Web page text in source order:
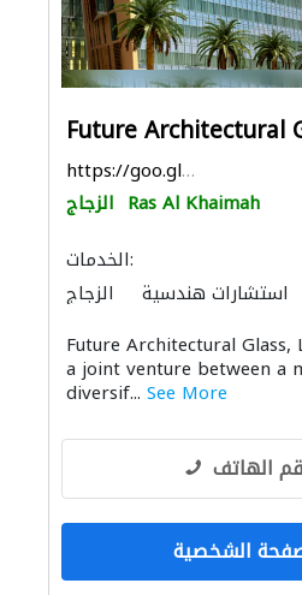
Future Architectural
https://goo.gl/maps/evCrC8ujJjRDmYMe9
الزجاج Ras Al Khaimah
الخدمات:
الزجاج
استشارات هندسية
الديكور الداخلي
Future Architectural Glass,
a joint venture between a
diversif... See More
الهاتف
الشخصية